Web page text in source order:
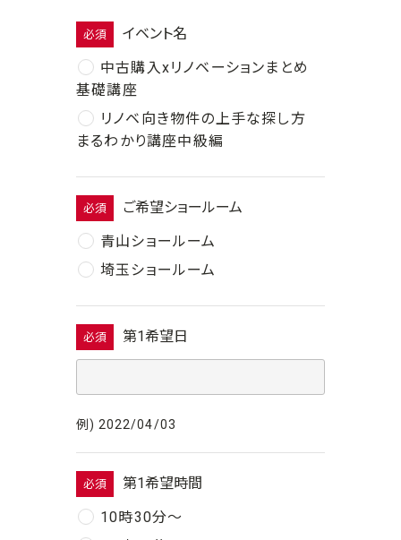
必須
イベント名
中古購入xリノベーションまとめ
基礎講座
リノベ向き物件の上手な探し方
まるわかり講座中級編
必須
ご希望ショールーム
青山ショールーム
埼玉ショールーム
必須 第1希望日
例) 2022/04/03
必須
第1希望時間
10時30分〜